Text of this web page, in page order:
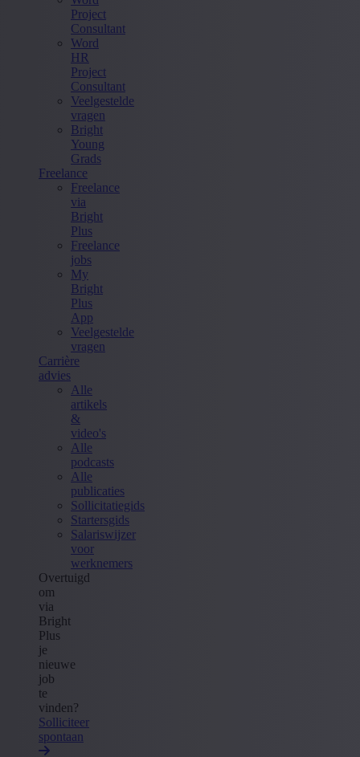
Project
Consultant
Word
HR
Project
Consultant
Veelgestelde
vragen
Bright
Young
Grads
Freelance
Freelance
via
Bright
Plus
Freelance
jobs
My
Bright
Plus
App
Veelgestelde
vragen
Carrière
advies
Alle
artikels
&
video's
Alle
podcasts
Alle
publicaties
Sollicitatiegids
Startersgids
Salariswijzer
voor
werknemers
Overtuigd
om
via
Bright
Plus
je
nieuwe
job
te
vinden?
Solliciteer
spontaan